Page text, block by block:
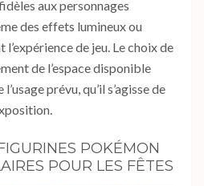
aux personnages
des effets lumineux ou
de jeu. Le choix de
de l’espace disponible
prévu, qu’il s’agisse de
POKÉMON
POUR LES FÊTES